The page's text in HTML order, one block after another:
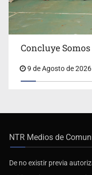
Concluye
9 de Agosto de 2026
NTR Medios de
De no existir previa